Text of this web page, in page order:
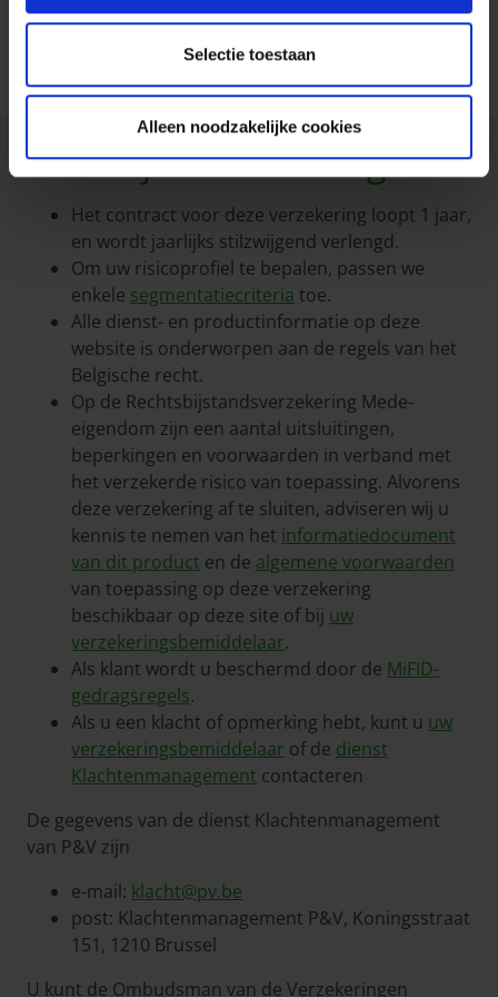
Selectie toestaan
Alleen noodzakelijke cookies
eigendom
IPID fiche Rechtsbijstand Mede-eigendom
Wettelijke vermeldingen
Het contract voor deze verzekering loopt 1 jaar,
en wordt jaarlijks stilzwijgend verlengd.
Om uw risicoprofiel te bepalen, passen we
enkele segmentatiecriteria toe.
Alle dienst- en productinformatie op deze
website is onderworpen aan de regels van het
Belgische recht.
Op de Rechtsbijstandsverzekering Mede-
eigendom zijn een aantal uitsluitingen,
beperkingen en voorwaarden in verband met
het verzekerde risico van toepassing. Alvorens
deze verzekering af te sluiten, adviseren wij u
kennis te nemen van het informatiedocument
van dit product en de algemene voorwaarden
van toepassing op deze verzekering
beschikbaar op deze site of bij uw
verzekeringsbemiddelaar.
Als klant wordt u beschermd door de MiFID-
gedragsregels.
Als u een klacht of opmerking hebt, kunt u uw
verzekeringsbemiddelaar of de dienst
Klachtenmanagement contacteren
De gegevens van de dienst Klachtenmanagement
van P&V zijn
e-mail: klacht@pv.be
post: Klachtenmanagement P&V, Koningsstraat
151, 1210 Brussel
U kunt de Ombudsman van de Verzekeringen